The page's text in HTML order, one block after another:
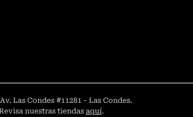
Las Condes #11281 - Las Condes.
nuestras tiendas aquí.